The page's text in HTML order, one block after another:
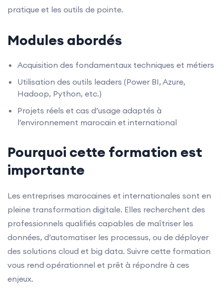
pratique et les outils de pointe.
Modules abordés
Acquisition des fondamentaux techniques et métiers
Utilisation des outils leaders (Power BI, Azure,
Hadoop, Python, etc.)
Projets réels et cas d’usage adaptés à
l’environnement marocain et international
Pourquoi cette formation est
importante
Les entreprises marocaines et internationales sont en
pleine transformation digitale. Elles recherchent des
professionnels qualifiés capables de maîtriser les
données, d’automatiser les processus, ou de déployer
des solutions cloud et big data. Suivre cette formation
vous rend opérationnel et prêt à répondre à ces
enjeux.